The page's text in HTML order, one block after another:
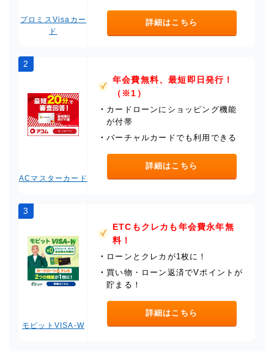
プロミスVisaカー
ド
詳細はこちら
2
ACマスターカード
年会費無料、最短即日発行！
（※1）
・ カードローンにショッピング機能
が付帯
・バーチャルカードでも利用できる
詳細はこちら
3
モビットVISA-W
ETCもクレカも年会費永年無
料！
・ ローンとクレカが1枚に！
・ 買い物・ローン返済でVポイントが
貯まる！
詳細はこちら